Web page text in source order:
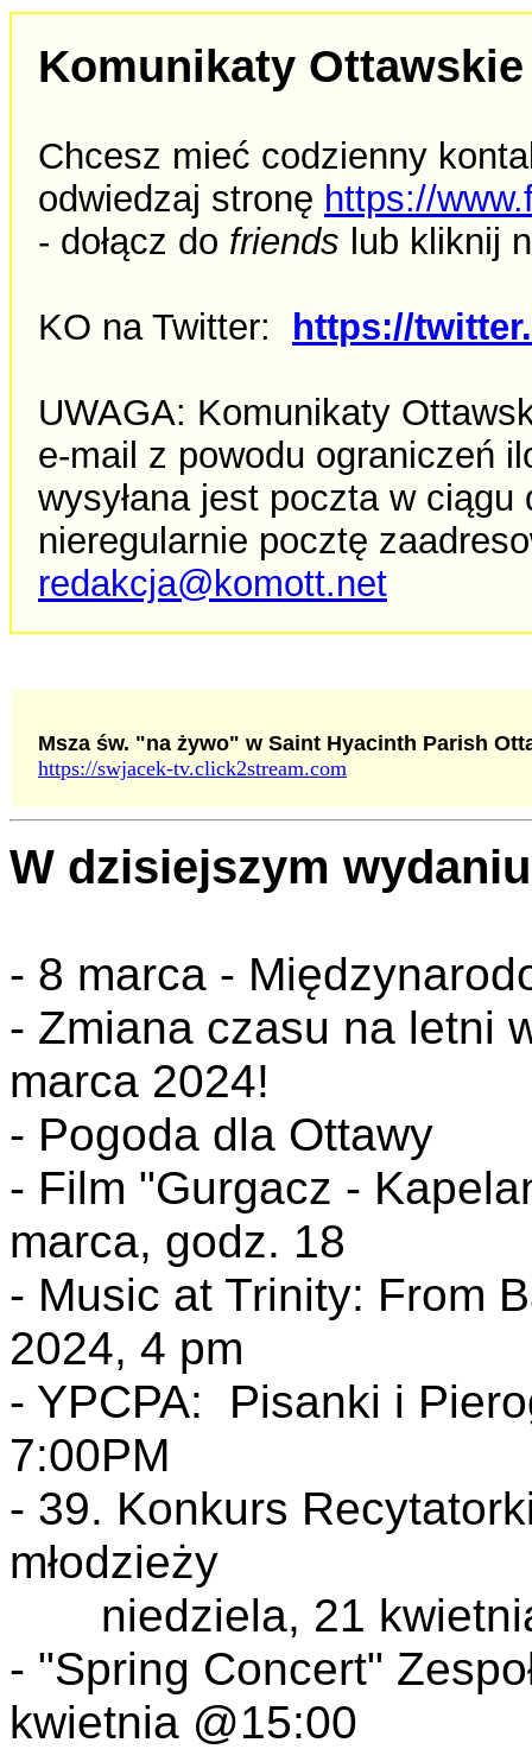
Komunikaty
Chcesz mieć codzienny ko
odwiedzaj stronę https://
- dołącz do friends lub kliknij
KO na Twitter: https://
UWAGA: Komunikaty
e-mail z powodu ograniczeń
wysyłana jest poczta w
nieregularnie pocztę
redakcja@komott.net
Msza św. "na żywo" w Saint Hyacinth Parish
https://swjacek-tv.click2stream.com
W dzisiejszym wydaniu
- 8 marca -
- Zmiana czasu na letni
marca 2024!
- Pogoda dla Ottawy
- Film "Gurgacz -
marca, godz. 18
- Music at Trinity: From
2024, 4 pm
- YPCPA: Pisanki i
7:00PM
- 39. Konkurs
młodzieży
niedziela, 21
- "Spring Concert"
kwietnia @15:00